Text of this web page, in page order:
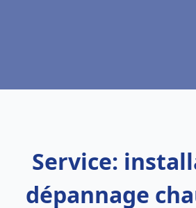
Service:
dépannage